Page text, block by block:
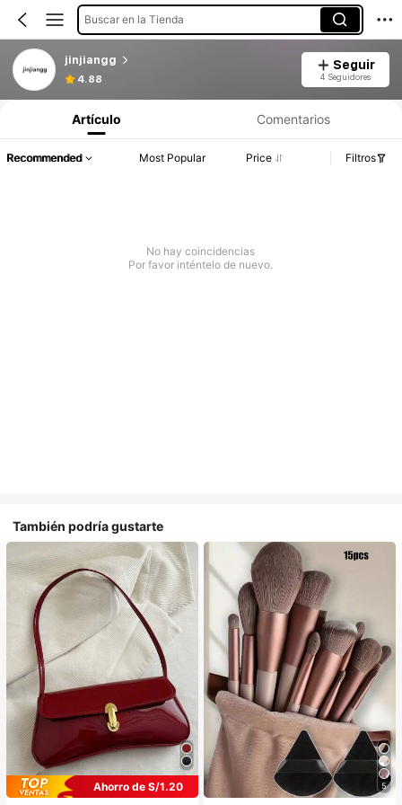
Buscar en la Tienda
jinjiangg
4.88
Seguir
4 Seguidores
Artículo Comentarios
Recommended Most Popular Price Filtros
No hay coincidencias
Por favor inténtelo de nuevo.
También podría gustarte
Ahorro de S/1.20
5